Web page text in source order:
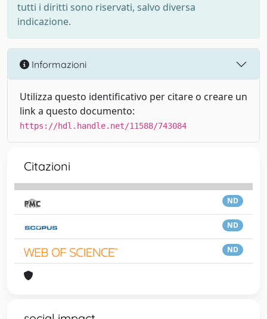
tutti i diritti sono riservati, salvo diversa
indicazione.
Informazioni
Utilizza questo identificativo per citare o creare un
link a questo documento:
https://hdl.handle.net/11588/743084
Citazioni
ND
ND
ND